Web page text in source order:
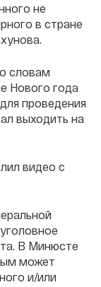
не
в стране
словам
Нового года
проведения
выходить на
видео с
В Минюсте
может
и/или